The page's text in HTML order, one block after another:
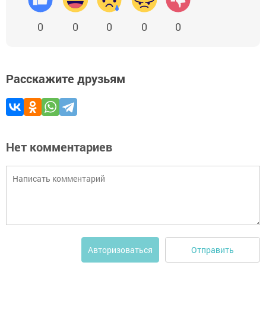
0 0 0 0 0
Расскажите друзьям
Нет комментариев
Авторизоваться Отправить